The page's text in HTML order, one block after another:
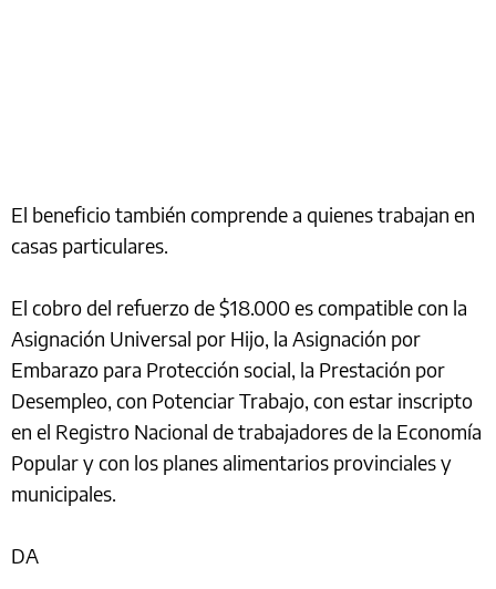
El beneficio también comprende a quienes trabajan en
casas particulares.
El cobro del refuerzo de $18.000 es compatible con la
Asignación Universal por Hijo, la Asignación por
Embarazo para Protección social, la Prestación por
Desempleo, con Potenciar Trabajo, con estar inscripto
en el Registro Nacional de trabajadores de la Economía
Popular y con los planes alimentarios provinciales y
municipales.
DA